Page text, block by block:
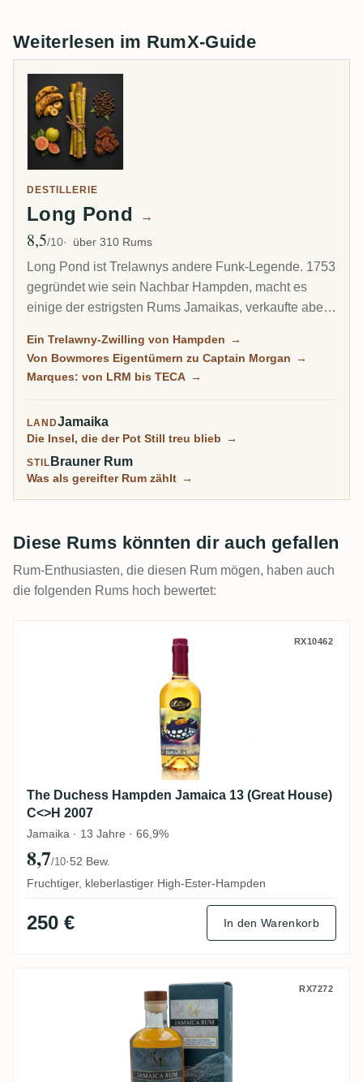
Weiterlesen im RumX-Guide
DESTILLERIE
Long Pond →
Ø Bewertung
8,5/10 über 310 Rums
Long Pond ist Trelawnys andere Funk-Legende. 1753
gegründet wie sein Nachbar Hampden, macht es
einige der estrigsten Rums Jamaikas, verkaufte aber
bauten seinen Ruf über unabhängige Abfüllungen
auf, lange bevor Long Pond 2021 einen Rum unter
Ein Trelawny-Zwilling von Hampden →
Von Bowmores Eigentümern zu Captain Morgan →
Marques: von LRM bis TECA →
LANDJamaika
Die Insel, die der Pot Still treu blieb →
STIL Brauner Rum
Was als gereifter Rum zählt →
Diese Rums könnten dir auch gefallen
Rum-Enthusiasten, die diesen Rum mögen, haben auch
die folgenden Rums hoch bewertet:
The Duchess Hampden Jamaica 13RX10462
The Duchess Hampden Jamaica 13 (Great House)
C<>H 2007
Jamaika · 13 Jahre · 66,9%
8,7/10·52 Bew.
Fruchtiger, kleberlastiger High-Ester-Hampden
250 € In den Warenkorb
New Yarmouth Rum Artesanal Jamaica
RX7272